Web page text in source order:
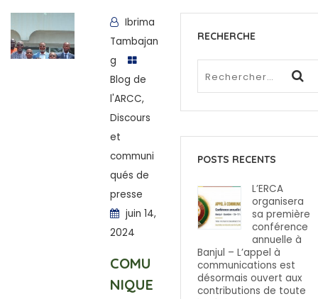
Ibrima
Tambajan
g
Blog de
l'ARCC,
Discours
et
communi
qués de
presse
juin 14,
2024
COMU
NIQUE
RECHERCHE
POSTS RECENTS
L’ERCA
organisera
sa première
conférence
annuelle à
Banjul – L’appel à
communications est
désormais ouvert aux
contributions de toute